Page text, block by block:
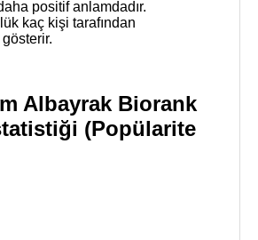
positif anlamdadır.
kaç kişi tarafından
Albayrak Biorank
(Popülarite